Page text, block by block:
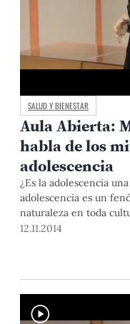
SALUD Y BIENESTAR
Aula Abierta:
habla de los
adolescencia
¿Es la adolescencia
adolescencia es un
naturaleza en toda
del Departamento de
12.11.2014